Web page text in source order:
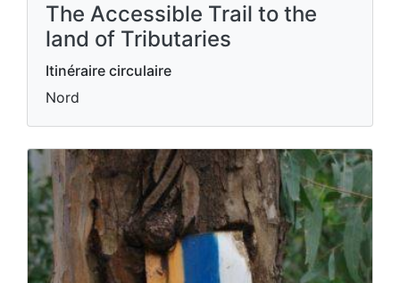
The Accessible Trail to the
land of Tributaries
Itinéraire circulaire
Nord